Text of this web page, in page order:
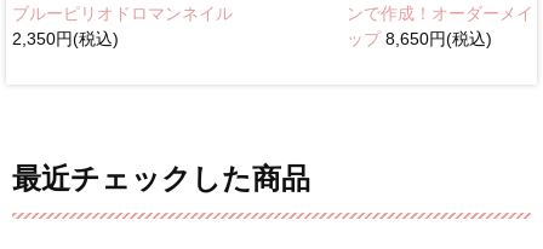
ブルーピリオドロマンネイル
2,350円(税込)
ンで作成！オーダーメイ
ップ8,650円(税込)
最近チェックした商品